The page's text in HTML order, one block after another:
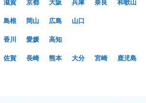
滋賀 京都 大阪 兵庫 奈良
和歌山
島根 岡山 広島
山口
香川 愛媛
高知
佐賀 長崎 熊本 大分 宮崎
鹿児島